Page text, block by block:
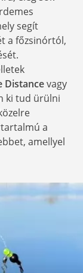
segít
a főzsinórtól,
Distancevagy
ki tud ürülni
a
amellyel